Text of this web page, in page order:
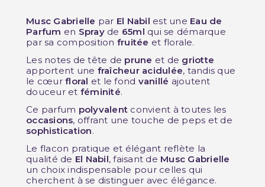
Musc Gabrielle par El Nabil est une Eau de
Parfum en Sprayde 65ml qui se démarque
par sa composition fruitée et florale.
Les notes de tête de prune et de griotte
apportent une fraîcheur acidulée, tandis que
le cœur floral et le fond vanillé ajoutent
douceur et féminité.
Ce parfum polyvalent convient à toutes les
occasions, offrant une touche de peps et de
sophistication.
Le flacon pratique et élégant reflète la
qualité de El Nabil, faisant de Musc Gabrielle
un choix indispensable pour celles qui
cherchent à se distinguer avec élégance.